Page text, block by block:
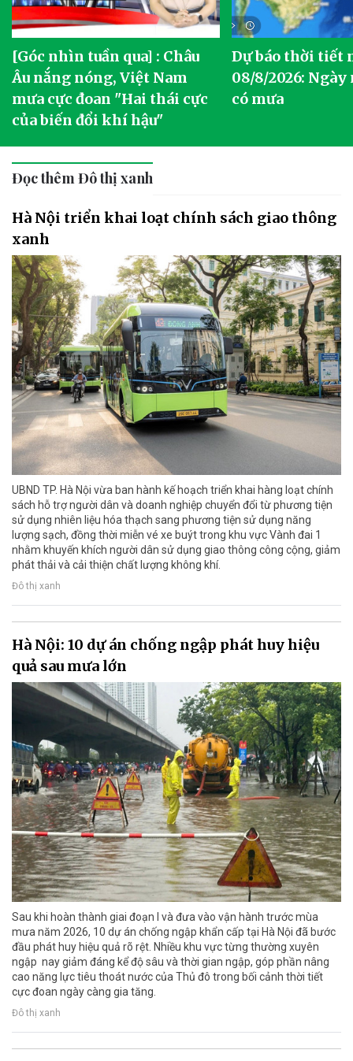
[Góc nhìn tuần qua] : Châu
Âu nắng nóng, Việt Nam
mưa cực đoan "Hai thái cực
của biến đổi khí hậu"
Dự báo thời tiết
08/8/2026: Ngày
có mưa
Đọc thêm Đô thị xanh
Hà Nội triển khai loạt chính sách giao thông
xanh
UBND TP. Hà Nội vừa ban hành kế hoạch triển khai hàng loạt chính
sách hỗ trợ người dân và doanh nghiệp chuyển đổi từ phương tiện
sử dụng nhiên liệu hóa thạch sang phương tiện sử dụng năng
lượng sạch, đồng thời miễn vé xe buýt trong khu vực Vành đai 1
nhằm khuyến khích người dân sử dụng giao thông công cộng, giảm
phát thải và cải thiện chất lượng không khí.
Đô thị xanh
Hà Nội: 10 dự án chống ngập phát huy hiệu
quả sau mưa lớn
Sau khi hoàn thành giai đoạn I và đưa vào vận hành trước mùa
mưa năm 2026, 10 dự án chống ngập khẩn cấp tại Hà Nội đã bước
đầu phát huy hiệu quả rõ rệt. Nhiều khu vực từng thường xuyên
ngập nay giảm đáng kể độ sâu và thời gian ngập, góp phần nâng
cao năng lực tiêu thoát nước của Thủ đô trong bối cảnh thời tiết
cực đoan ngày càng gia tăng.
Đô thị xanh